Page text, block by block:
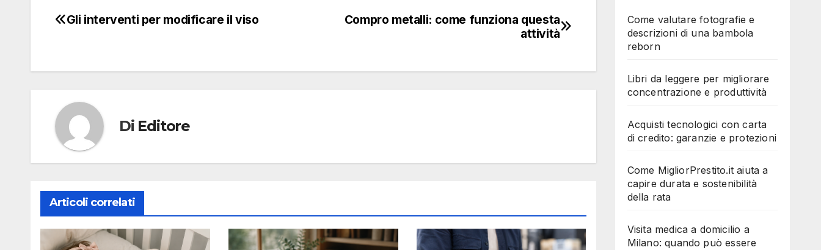
Navigazione
Compro metalli: come funziona questa
attività
Gli interventi per modificare il viso
Di Editore
Articoli correlati
Come valutare fotografie e
descrizioni di una bambola
reborn
Libri da leggere per migliorare
concentrazione e produttività
Acquisti tecnologici con carta
di credito: garanzie e protezioni
Come MigliorPrestito.it aiuta a
capire durata e sostenibilità
della rata
Visita medica a domicilio a
Milano: quando può essere